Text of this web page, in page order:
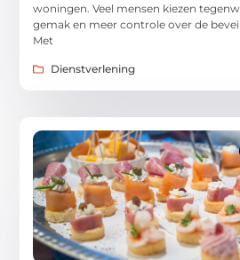
woningen. Veel mensen kiezen
gemak en meer controle over de
Met
Dienstverlening